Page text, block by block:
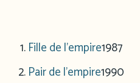
Fille de l’empire1987
Pair de l’empire1990